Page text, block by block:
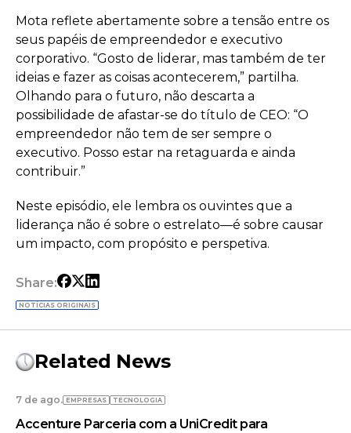
Mota reflete abertamente sobre a tensão entre os
seus papéis de empreendedor e executivo
corporativo. “Gosto de liderar, mas também de ter
ideias e fazer as coisas acontecerem,” partilha.
Olhando para o futuro, não descarta a
possibilidade de afastar-se do título de CEO: “O
empreendedor não tem de ser sempre o
executivo. Posso estar na retaguarda e ainda
contribuir.”
Neste episódio, ele lembra os ouvintes que a
liderança não é sobre o estrelato—é sobre causar
um impacto, com propósito e perspetiva.
Share:
NOTÍCIAS ORIGINAIS
Related News
7 de ago. EMPRESAS TECNOLOGIA
Accenture Parceria com a UniCredit para